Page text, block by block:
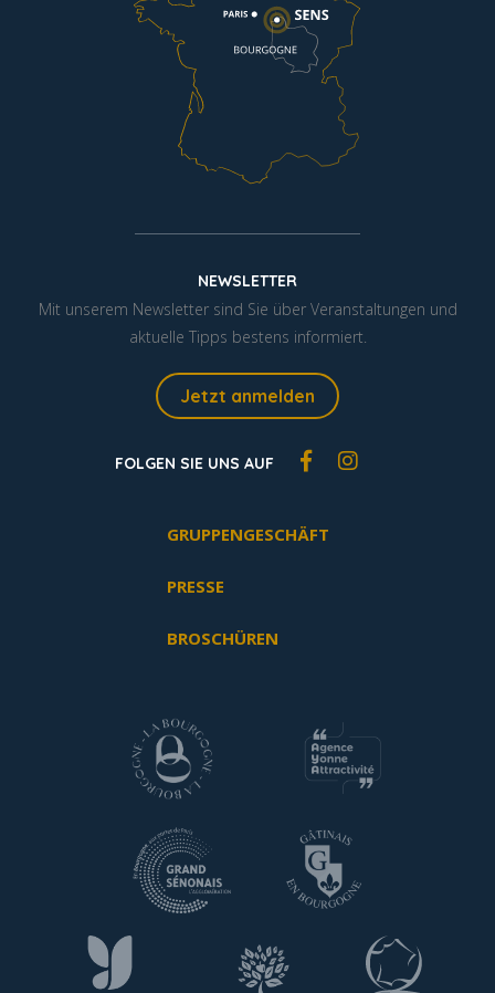
NEWSLETTER
Mit unserem Newsletter sind Sie über Veranstaltungen und
aktuelle Tipps bestens informiert.
Jetzt anmelden
FOLGEN SIE UNS AUF
GRUPPENGESCHÄFT
PRESSE
BROSCHÜREN